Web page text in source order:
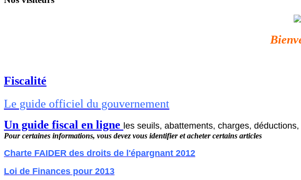
Fiscalité
Le guide officiel du gouvernement
Un guide fiscal en ligne les seuils, abattements, charges,
Pour certaines informations, vous devez vous identifier et acheter certains articles
Charte FAIDER des droits de l'épargnant 2012
Loi de Finances pour 2013